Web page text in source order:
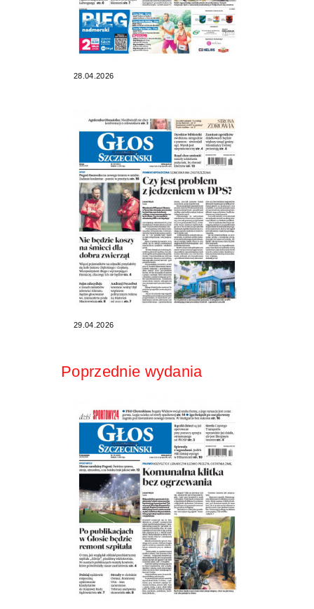
28.04.2026
29.04.2026
Poprzednie wydania